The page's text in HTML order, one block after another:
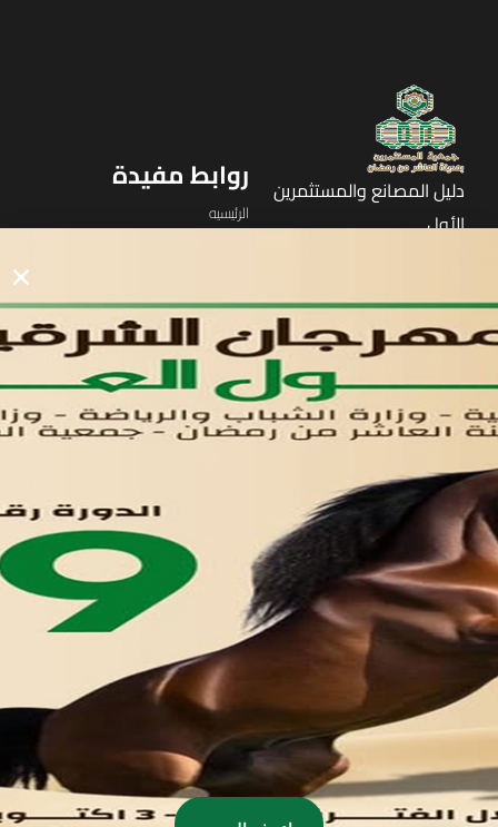
دليل المصانع والمستثمرين
الأول
روابط مفيدة
الرئيسيه
لوحه التحكم
اتصل بنا
تواصل معنا
مدينة العاشر من رمضان
01221020029
055-4494429
055-4494406
055-4494414
info.triaeg@yahoo.com
info@triaeg-guide.com